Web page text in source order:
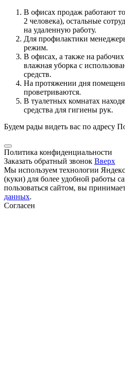
В офисах продаж работают
2 человека), остальные
на удаленную работу.
Для профилактики
режим.
В офисах, а также на рабочих
влажная уборка с
средств.
На протяжении дня
проветриваются.
В туалетных комнатах
средства для гигиены рук.
Будем рады видеть вас по адресу
Политика конфиденциальности
Заказать обратный звонок Вверх
Мы используем технологии
(куки) для более удобной работы
пользоваться сайтом, вы
данных.
Согласен